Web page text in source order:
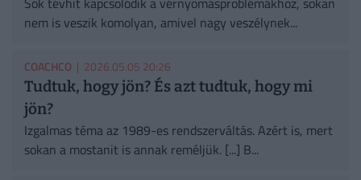
nem is veszik komolyan, amivel nagy veszélynek...
COACHCO | 2026.05.05 20:26
Tudtuk, hogy jön? És azt tudtuk, hogy mi
jön?
Izgalmas téma az 1989-es rendszerváltás. Azért is, mert
sokan a mostanit is annak reméljük. [...] B...